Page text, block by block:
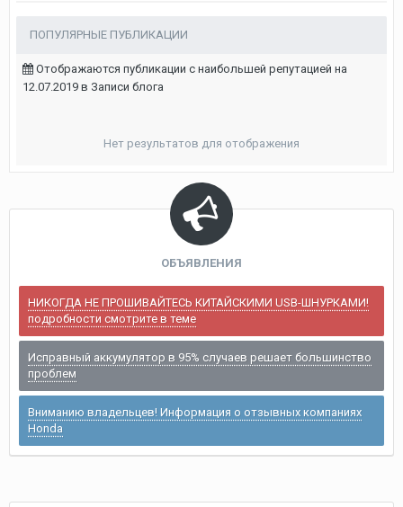
ПОПУЛЯРНЫЕ ПУБЛИКАЦИИ
Отображаются публикации с наибольшей репутацией на
12.07.2019 в Записи блога
Нет результатов для отображения
ОБЪЯВЛЕНИЯ
НИКОГДА НЕ ПРОШИВАЙТЕСЬ КИТАЙСКИМИ USB-ШНУРКАМИ!
подробности смотрите в теме
Исправный аккумулятор в 95% случаев решает большинство
проблем
Вниманию владельцев! Информация о отзывных компаниях
Honda